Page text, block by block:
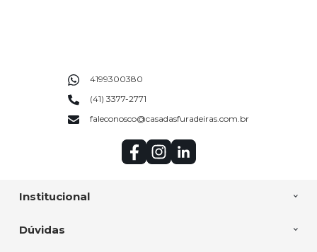
Institucional
Dúvidas
4199300380
(41) 3377-2771
faleconosco@casadasfuradeiras.com.br